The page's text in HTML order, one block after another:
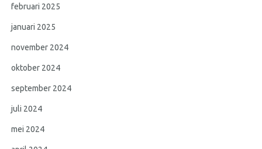
februari 2025
januari 2025
november 2024
oktober 2024
september 2024
juli 2024
mei 2024